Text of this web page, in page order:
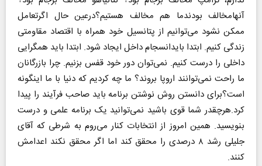
آنهامخالف بودندما هم مخالف هستیم؟درعین حال اگرتعامل
ممکن نشود می‌توانیم از پتانسیل خود همراه با اقتصاد مقاومتی
زندگی کنیم. ابتدا بایدانسجام داخل ایجاد شود. ابتدا باید همگرایی
داخلی را درست کنیم. نمی‌توان دور خود قفس بزنیم. چرا بازرگانان
ما راحت نمی‌توانند اروپا بروند؟ ما چه کردیم که دنیا با ما اینگونه
است؟برای دانستن روش نوشتن برنامه باید صاحب فرآیند را پیدا
کرد.هرچقدر شما قوی باشید نمی‌توانید یک برنامه علمی و درست
بنویسید‌. همین امروز از انتخابات کنار می‌روم به شرطی که آقای
جلیلی رشد ۸ درصدی را محقق کند اما اگر محقق نکند اعدامش
کنند.